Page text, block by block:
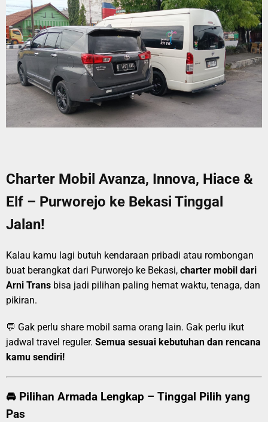
Charter Mobil Avanza, Innova, Hiace &
Elf – Purworejo ke Bekasi Tinggal
Jalan!
Kalau kamu lagi butuh kendaraan pribadi atau rombongan
buat berangkat dari Purworejo ke Bekasi, charter mobil dari
Arni Trans bisa jadi pilihan paling hemat waktu, tenaga, dan
pikiran.
💬 Gak perlu share mobil sama orang lain. Gak perlu ikut
jadwal travel reguler. Semua sesuai kebutuhan dan rencana
kamu sendiri!
🚘 Pilihan Armada Lengkap – Tinggal Pilih yang
Pas